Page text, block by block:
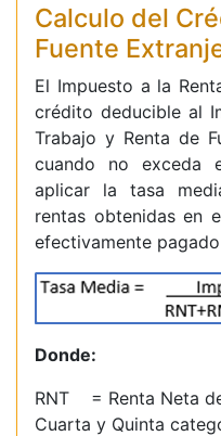
Calculo del
Fuente
El Impuesto a la
crédito deducible al
Trabajo y Renta de
cuando no exceda
aplicar la tasa
rentas obtenidas en
efectivamente
Donde:
RNT = Renta Neta
Cuarta y Quinta